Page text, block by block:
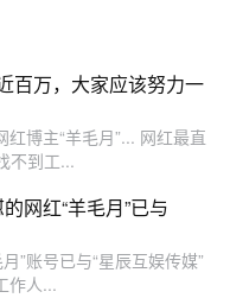
百万，大家应该努力一
博主“羊毛月”... 网红最直
不到工...
网红“羊毛月”已与
”账号已与“星辰互娱传媒”
作人...